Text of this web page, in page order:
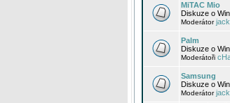
MiTAC Mio
Diskuze o
Moderátor
Palm
Diskuze o
Moderátoři
Samsung
Diskuze o
Moderátor